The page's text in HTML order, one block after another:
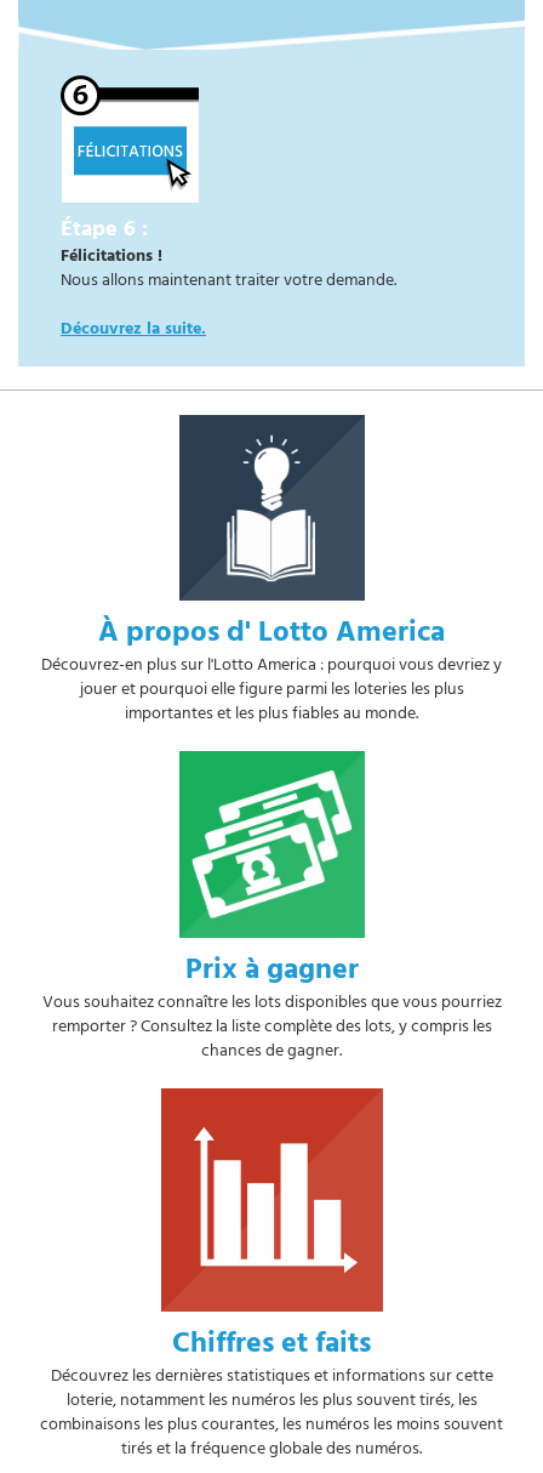
Étape 6 :
Félicitations !
Nous allons maintenant traiter votre demande.
Découvrez la suite.
À propos d' Lotto America
Découvrez-en plus sur l'Lotto America : pourquoi vous devriez y
jouer et pourquoi elle figure parmi les loteries les plus
importantes et les plus fiables au monde.
Prix à gagner
Vous souhaitez connaître les lots disponibles que vous pourriez
remporter ? Consultez la liste complète des lots, y compris les
chances de gagner.
Chiffres et faits
Découvrez les dernières statistiques et informations sur cette
loterie, notamment les numéros les plus souvent tirés, les
combinaisons les plus courantes, les numéros les moins souvent
tirés et la fréquence globale des numéros.